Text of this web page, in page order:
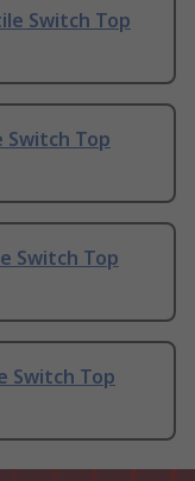
Switch Top
Switch Top
Switch Top
Switch Top